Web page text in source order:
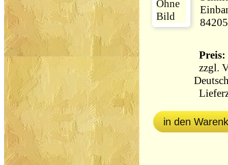
84205
Preis:
zzgl.
in den